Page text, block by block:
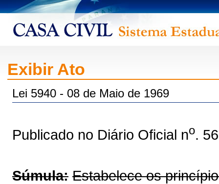
Exibir Ato
Lei 5940 - 08 de Maio de 1969
Publicado no Diário Oficial no.
Súmula: Estabelece os